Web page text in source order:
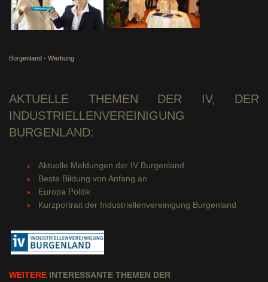
Burgenland - Werbung
AKTUELLE THEMEN DER IV, DER
INDUSTRIELLENVEREINIGUNG
BURGENLAND:
Aktuelle Meldungen der IV Burgenland
Beste Bildung von Anfang an
Europa Politik
Kurzportrait der Industriellenvereinigung Burgenland
WEITERE INTERESSANTE THEMEN DER